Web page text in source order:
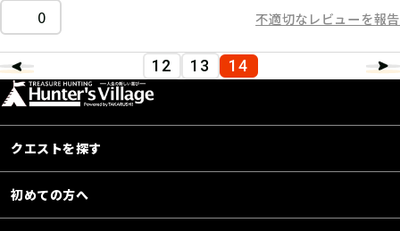
0 不適切なレビューを報告
12 13 14
クエストを探す
初めての方へ